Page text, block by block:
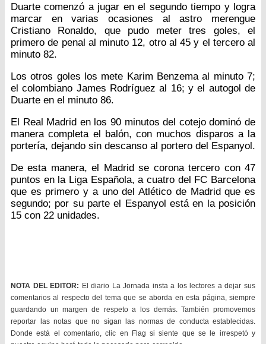
Duarte comenzó a jugar en el segundo tiempo y logra
marcar en varias ocasiones al astro merengue
Cristiano Ronaldo, que pudo meter tres goles, el
primero de penal al minuto 12, otro al 45 y el tercero al
minuto 82.
Los otros goles los mete Karim Benzema al minuto 7;
el colombiano James Rodríguez al 16; y el autogol de
Duarte en el minuto 86.
El Real Madrid en los 90 minutos del cotejo dominó de
manera completa el balón, con muchos disparos a la
portería, dejando sin descanso al portero del Espanyol.
De esta manera, el Madrid se corona tercero con 47
puntos en la Liga Española, a cuatro del FC Barcelona
que es primero y a uno del Atlético de Madrid que es
segundo; por su parte el Espanyol está en la posición
15 con 22 unidades.
NOTA DEL EDITOR: El diario La Jornada insta a los lectores a dejar sus
comentarios al respecto del tema que se aborda en esta página, siempre
guardando un margen de respeto a los demás. También promovemos
reportar las notas que no sigan las normas de conducta establecidas.
Donde está el comentario, clic en Flag si siente que se le irrespetó y